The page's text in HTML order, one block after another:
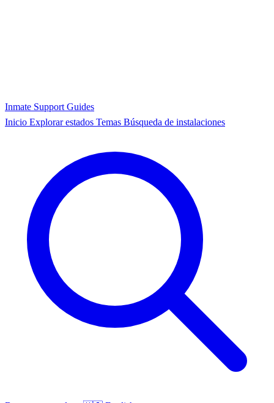
Inmate Support Guides
Inicio Explorar estados Temas Búsqueda de instalaciones